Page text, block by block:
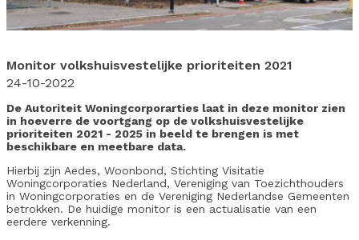
Monitor volkshuisvestelijke prioriteiten 2021
24-10-2022
De Autoriteit Woningcorporarties laat in deze monitor zien
in hoeverre de voortgang op de volkshuisvestelijke
prioriteiten 2021 - 2025 in beeld te brengen is met
beschikbare en meetbare data.
Hierbij zijn Aedes, Woonbond, Stichting Visitatie
Woningcorporaties Nederland, Vereniging van Toezichthouders
in Woningcorporaties en de Vereniging Nederlandse Gemeenten
betrokken. De huidige monitor is een actualisatie van een
eerdere verkenning.